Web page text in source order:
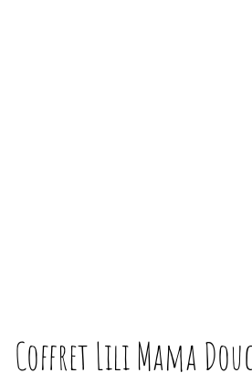
Coffret Lili Mama